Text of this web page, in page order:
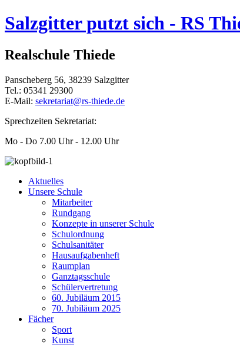
Salzgitter putzt sich - RS
Realschule Thiede
Panscheberg 56, 38239 Salzgitter
Tel.: 05341 29300
E-Mail: sekretariat@rs-thiede.de
Sprechzeiten Sekretariat:
Mo - Do 7.00 Uhr - 12.00 Uhr
Aktuelles
Unsere Schule
Mitarbeiter
Rundgang
Konzepte in unserer Schule
Schulordnung
Schulsanitäter
Hausaufgabenheft
Raumplan
Ganztagsschule
Schülervertretung
60. Jubiläum 2015
70. Jubiläum 2025
Fächer
Sport
Kunst